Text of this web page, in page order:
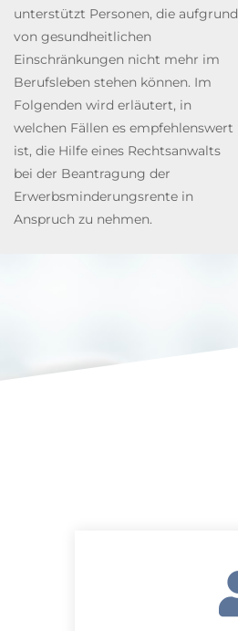
unterstützt Personen, die aufgrund
von gesundheitlichen
Einschränkungen nicht mehr im
Berufsleben stehen können. Im
Folgenden wird erläutert, in
welchen Fällen es empfehlenswert
ist, die Hilfe eines Rechtsanwalts
bei der Beantragung der
Erwerbsminderungsrente in
Anspruch zu nehmen.